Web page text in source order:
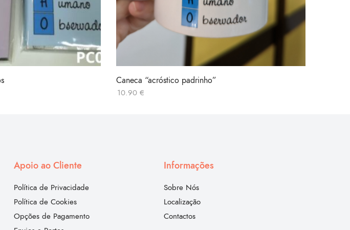
Caneca “acróstico padrinho”
10.90 €
Apoio ao Cliente
Política de Privacidade
Política de Cookies
Opções de Pagamento
Informações
Sobre Nós
Localização
Contactos